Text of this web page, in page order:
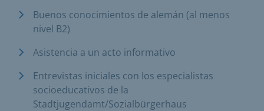
Buenos conocimientos de alemán (al menos
nivel B2)
Asistencia a un acto informativo
Entrevistas iniciales con los especialistas
socioeducativos de la
Stadtjugendamt/Sozialbürgerhaus